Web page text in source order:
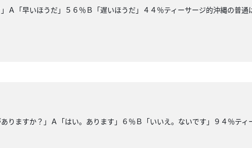
Ａ「早いほうだ」５６％Ｂ「遅いほうだ」４４％ティーサージ的沖縄の普通
りますか？」Ａ「はい。あります」６％Ｂ「いいえ。ないです」９４％テ